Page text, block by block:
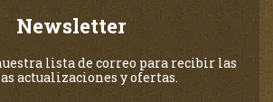
Newsletter
lista de correo para recibir las
actualizaciones y ofertas.